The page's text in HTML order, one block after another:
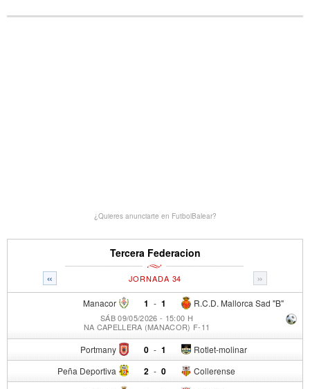
¿Quieres anunciarte en FutbolBalear?
Tercera Federacion
« »
JORNADA 34
Manacor 1 - R.C.D. Mallorca Sad "B"
1
SÁB 09/05/2026 - 15:00 H
NA CAPELLERA (MANACOR) F-11
Portmany 0 - Rotlet-molinar
1
Peña Deportiva 2 - Collerense
0